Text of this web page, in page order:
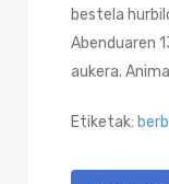
bestela
Abenduaren
aukera.
Etiketak: